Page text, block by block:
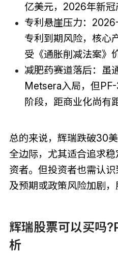
亿美元，2026年新
专利悬崖压力：
专利到期风险，核心
受《通胀削减法案》
减肥药赛道落后：虽
Metsera入局，但
阶段，距商业化尚有
总的来说，辉瑞跌破30
全边际，尤其适合追求
资者。但投资者也需认
及预期或政策风险加剧，
辉瑞股票可以买吗
析